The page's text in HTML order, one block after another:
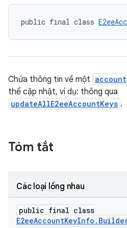
public final class
Chứa thông tin về một
thể cập nhật, ví dụ: thông qua
updateAllE2eeAccountKeys .
Tóm tắt
Các loại lồng nhau
public final class